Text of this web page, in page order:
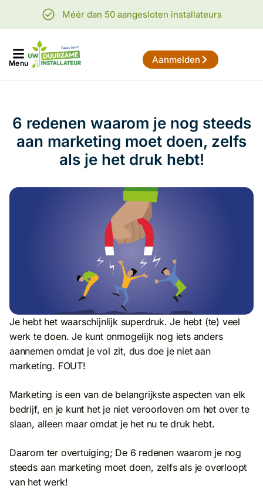
Méér dan 50 aangesloten installateurs
Menu Aanmelden
6 redenen waarom je nog steeds
aan marketing moet doen, zelfs
als je het druk hebt!
Je hebt het waarschijnlijk superdruk. Je hebt (te) veel
werk te doen. Je kunt onmogelijk nog iets anders
aannemen omdat je vol zit, dus doe je niet aan
marketing. FOUT!
Marketing is een van de belangrijkste aspecten van elk
bedrijf, en je kunt het je niet veroorloven om het over te
slaan, alleen maar omdat je het nu te druk hebt.
Daarom ter overtuiging; De 6 redenen waarom je nog
steeds aan marketing moet doen, zelfs als je overloopt
van het werk!